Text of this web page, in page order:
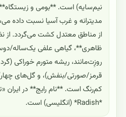
نیم‌سایه) است. **بومی و
مدیترانه و غرب آسیا نسبت داده
از مناطق معتدل کشت می‌گردد.
ظاهری**، گیاهی علفی یک‌ساله/
روزِت‌مانند، ریشه متورم خوراکی
قرمز/صورتی/بنفش)، و گل‌های
کم‌رنگ است. **نام رایج** در ایران
*Radish* (انگلیسی) است.